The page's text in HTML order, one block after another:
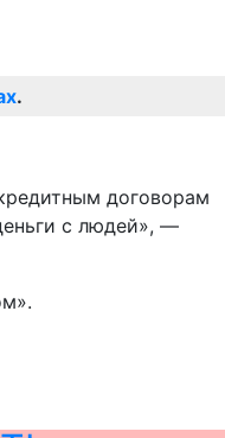
.
договорам
с людей», —